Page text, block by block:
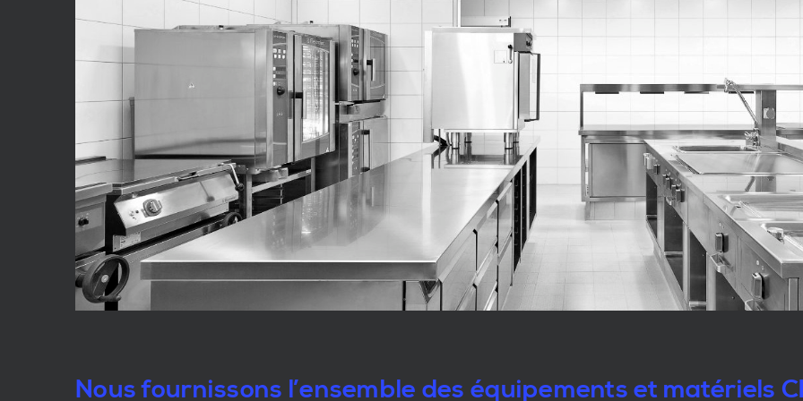
Nous fournissons l’ensemble des équipements et matériels